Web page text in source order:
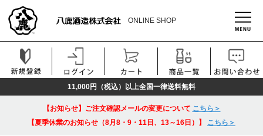
ONLINE SHOP
11,000円（税込）以上全国一律送料無料
【お知らせ】ご注文確認メールの変更について こちら＞
【夏季休業のお知らせ（8月8・9・11日、13～16日）】
こちら＞